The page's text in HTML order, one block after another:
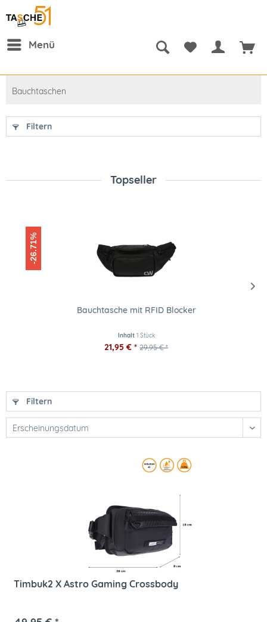
Menü
Bauchtaschen
Filtern
Topseller
-26.71%
Bauchtasche mit RFID Blocker
Inhalt 1 Stück
21,95 € * 29,95 € *
Filtern
Timbuk2 X Astro Gaming Crossbody